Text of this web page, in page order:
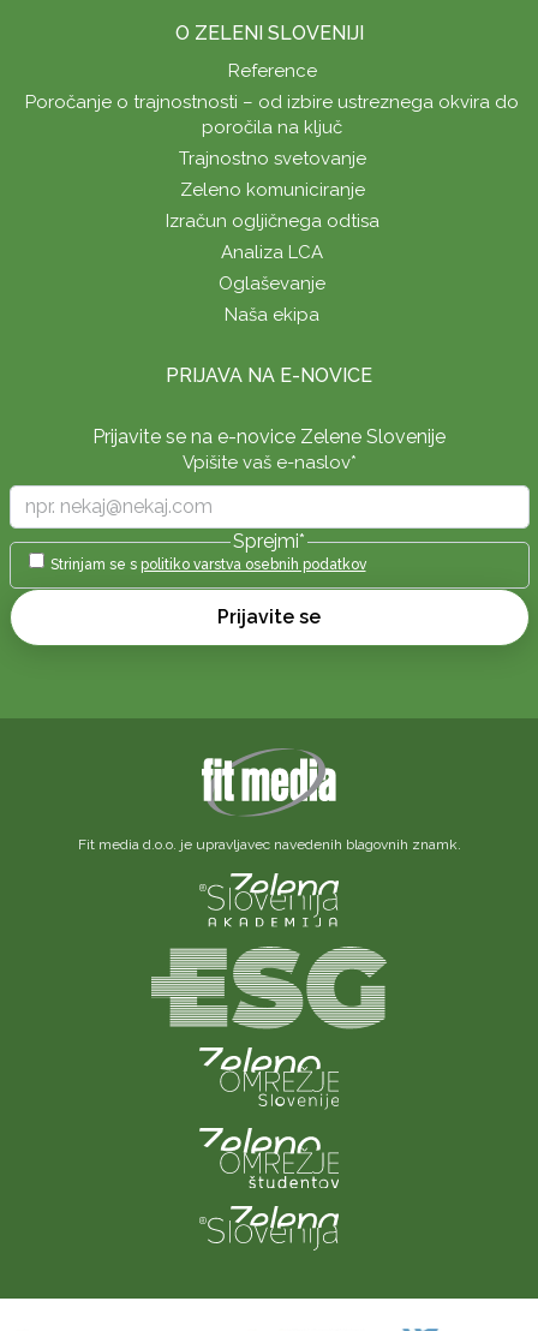
O ZELENI SLOVENIJI
Reference
Poročanje o trajnostnosti – od izbire ustreznega okvira do
poročila na ključ
Trajnostno svetovanje
Zeleno komuniciranje
Izračun ogljičnega odtisa
Analiza LCA
Oglaševanje
Naša ekipa
PRIJAVA NA E-NOVICE
Prijavite se na e-novice Zelene Slovenije
Vpišite vaš e-naslov*
Sprejmi*
Strinjam se s politiko varstva osebnih podatkov
Prijavite se
Fit media d.o.o. je upravljavec navedenih blagovnih znamk.